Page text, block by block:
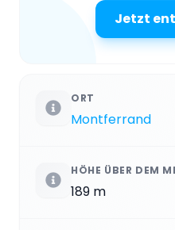
Jetzt
ORT
Montferrand
HÖHE ÜBER DEM
189 m